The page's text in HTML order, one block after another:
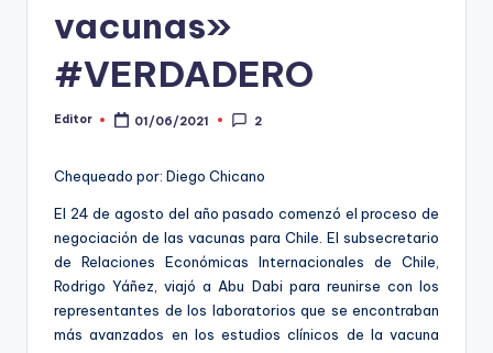
kivacunas»
#VERDADERO
Publicado
Editor 01/06/2021 2
Chequeado por: Diego Chicano
El 24 de agosto del año pasado comenzó el proceso de
negociación de las vacunas para Chile. El subsecretario
de Relaciones Económicas Internacionales de Chile,
Rodrigo Yáñez, viajó a Abu Dabi para reunirse con los
representantes de los laboratorios que se encontraban
más avanzados en los estudios clínicos de la vacuna